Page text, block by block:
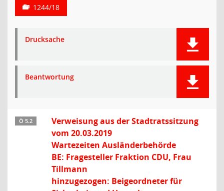
1244/18
Drucksache
Beantwortung
Ö 5.2
Verweisung aus der Stadtratssitzung
vom 20.03.2019
Wartezeiten Ausländerbehörde
BE: Fragesteller Fraktion CDU, Frau
Tillmann
hinzugezogen: Beigeordneter für